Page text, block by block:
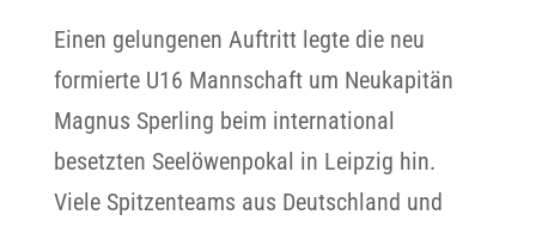
Einen gelungenen Auftritt legte die neu
formierte U16 Mannschaft um Neukapitän
Magnus Sperling beim international
besetzten Seelöwenpokal in Leipzig hin.
Viele Spitzenteams aus Deutschland und